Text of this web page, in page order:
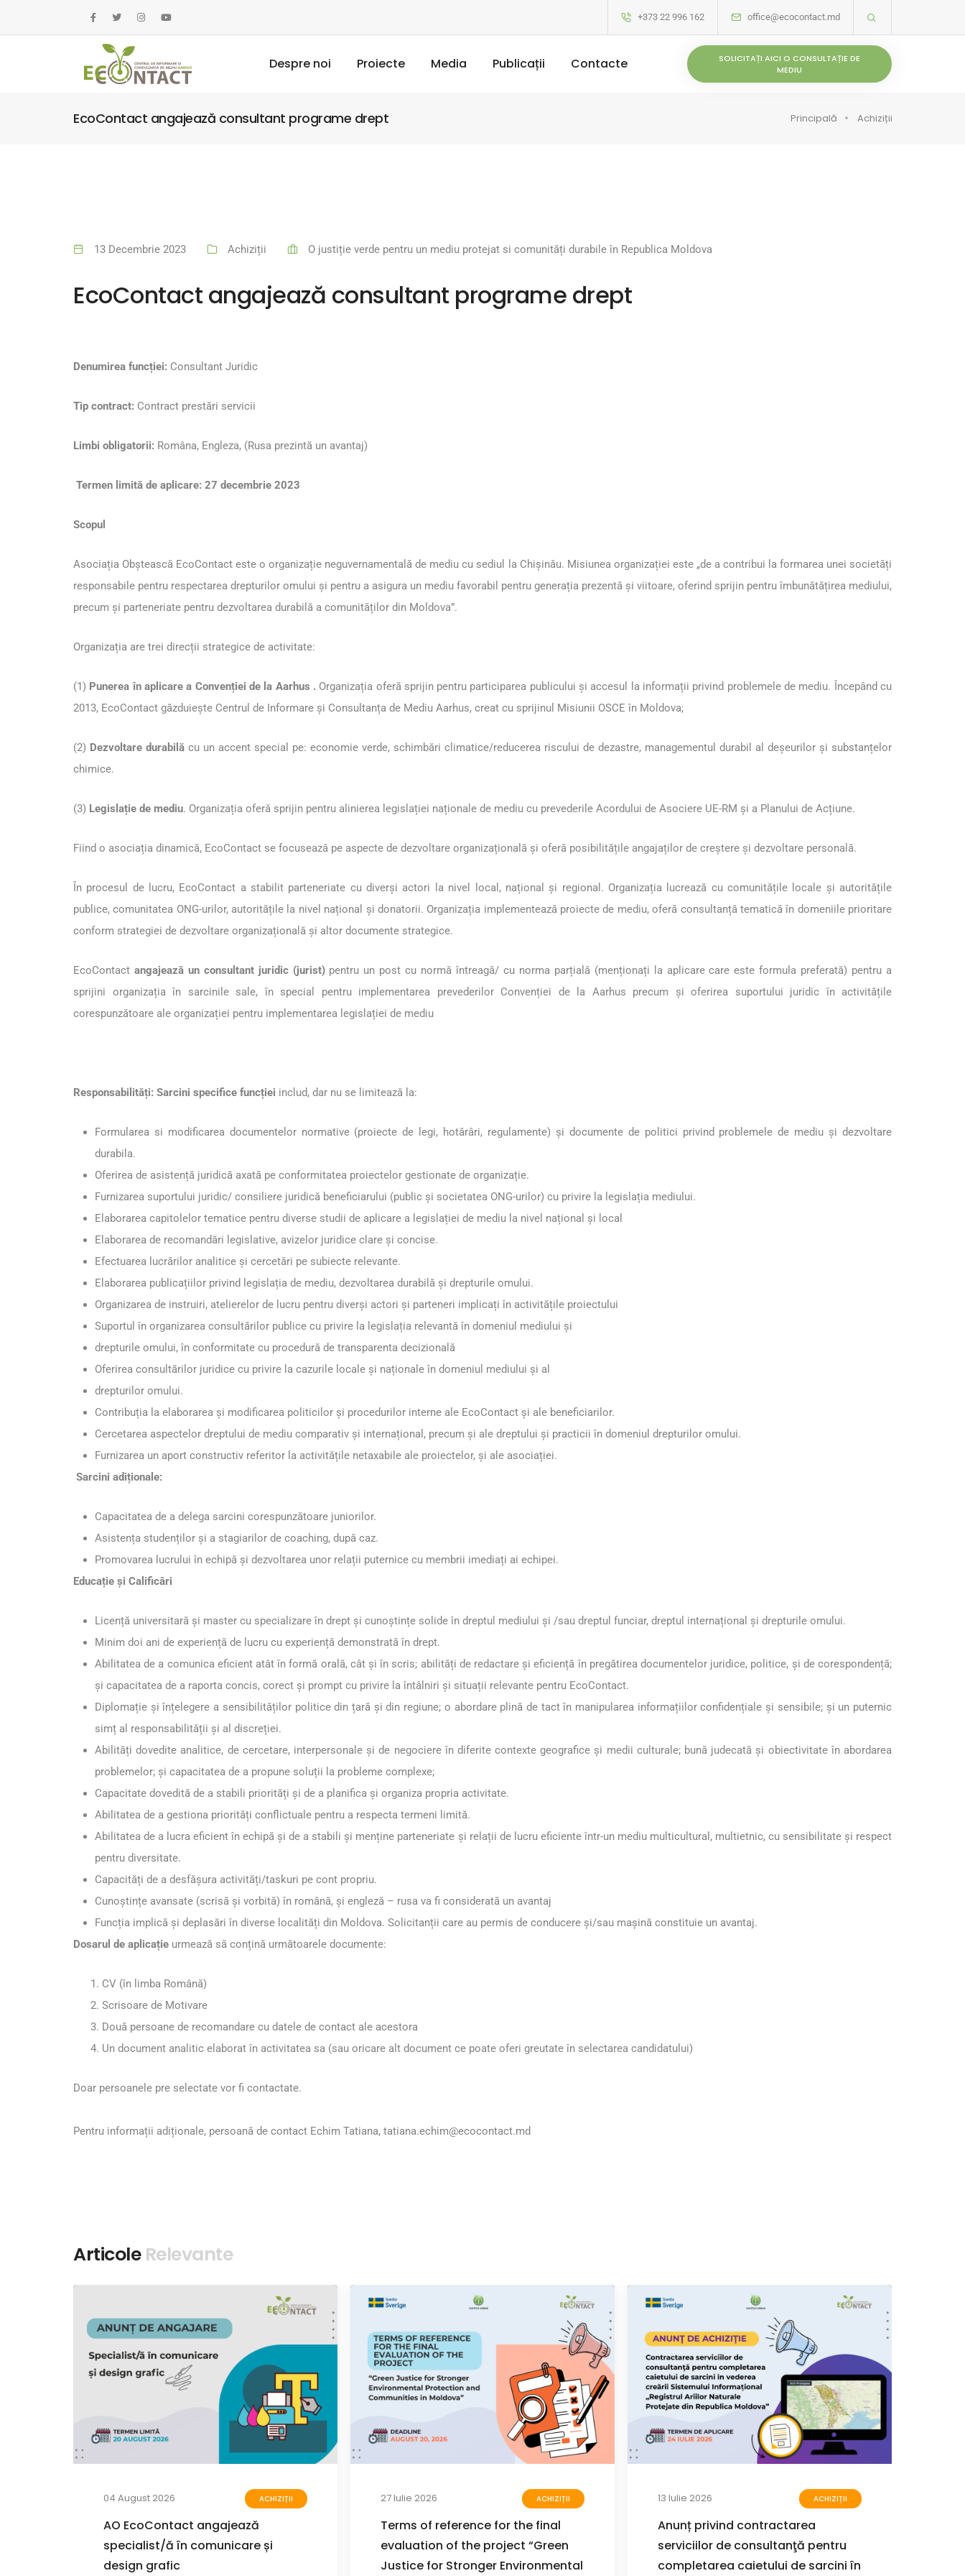
+373 22 996 162 office@ecocontact.md
Despre noi Proiecte Media Publicații Contacte
SOLICITAȚI AICI O CONSULTAȚIE DE
MEDIU
EcoContact angajează consultant programe drept Principală Achiziții
13 Decembrie 2023 Achiziții O justiție verde pentru un mediu protejat si comunități durabile în Republica Moldova
EcoContact angajează consultant programe drept
Denumirea funcției: Consultant Juridic
Tip contract: Contract prestări servicii
Limbi obligatorii: Româna, Engleza, (Rusa prezintă un avantaj)
Termen limită de aplicare: 27 decembrie 2023
Scopul
Asociația Obștească EcoContact este o organizație neguvernamentală de mediu cu sediul la Chișinău. Misiunea organizației este „de a contribui la formarea unei societăți
responsabile pentru respectarea drepturilor omului și pentru a asigura un mediu favorabil pentru generația prezentă și viitoare, oferind sprijin pentru îmbunătățirea mediului,
precum și parteneriate pentru dezvoltarea durabilă a comunităților din Moldova”.
Organizația are trei direcții strategice de activitate:
(1) Punerea în aplicare a Convenției de la Aarhus . Organizația oferă sprijin pentru participarea publicului și accesul la informații privind problemele de mediu. Începând cu
2013, EcoContact găzduiește Centrul de Informare și Consultanța de Mediu Aarhus, creat cu sprijinul Misiunii OSCE în Moldova;
(2) Dezvoltare durabilă cu un accent special pe: economie verde, schimbări climatice/reducerea riscului de dezastre, managementul durabil al deșeurilor și substanțelor
chimice.
(3) Legislație de mediu. Organizația oferă sprijin pentru alinierea legislației naționale de mediu cu prevederile Acordului de Asociere UE-RM și a Planului de Acțiune.
Fiind o asociația dinamică, EcoContact se focusează pe aspecte de dezvoltare organizațională și oferă posibilitățile angajaților de creștere și dezvoltare personală.
În procesul de lucru, EcoContact a stabilit parteneriate cu diverși actori la nivel local, național și regional. Organizația lucrează cu comunitățile locale și autoritățile
publice, comunitatea ONG-urilor, autoritățile la nivel național și donatorii. Organizația implementează proiecte de mediu, oferă consultanță tematică în domeniile prioritare
conform strategiei de dezvoltare organizațională și altor documente strategice.
EcoContact angajează un consultant juridic (jurist)pentru un post cu normă întreagă/ cu norma parțială (menționați la aplicare care este formula preferată) pentru a
sprijini organizația în sarcinile sale, în special pentru implementarea prevederilor Convenției de la Aarhus precum și oferirea suportului juridic în activitățile
corespunzătoare ale organizației pentru implementarea legislației de mediu
Responsabilități: Sarcini specifice funcției includ, dar nu se limitează la:
Formularea si modificarea documentelor normative (proiecte de legi, hotărâri, regulamente) și documente de politici privind problemele de mediu și dezvoltare
durabila.
Oferirea de asistență juridică axată pe conformitatea proiectelor gestionate de organizație.
Furnizarea suportului juridic/ consiliere juridică beneficiarului (public și societatea ONG-urilor) cu privire la legislația mediului.
Elaborarea capitolelor tematice pentru diverse studii de aplicare a legislației de mediu la nivel național și local
Elaborarea de recomandări legislative, avizelor juridice clare și concise.
Efectuarea lucrărilor analitice și cercetări pe subiecte relevante.
Elaborarea publicațiilor privind legislația de mediu, dezvoltarea durabilă și drepturile omului.
Organizarea de instruiri, atelierelor de lucru pentru diverși actori și parteneri implicați în activitățile proiectului
Suportul în organizarea consultărilor publice cu privire la legislația relevantă în domeniul mediului și
drepturile omului, în conformitate cu procedură de transparenta decizională
Oferirea consultărilor juridice cu privire la cazurile locale și naționale în domeniul mediului și al
drepturilor omului.
Contribuția la elaborarea și modificarea politicilor și procedurilor interne ale EcoContact și ale beneficiarilor.
Cercetarea aspectelor dreptului de mediu comparativ și internațional, precum și ale dreptului și practicii în domeniul drepturilor omului.
Furnizarea un aport constructiv referitor la activitățile netaxabile ale proiectelor, și ale asociației.
Sarcini adiționale:
Capacitatea de a delega sarcini corespunzătoare juniorilor.
Asistența studenților și a stagiarilor de coaching, după caz.
Promovarea lucrului în echipă și dezvoltarea unor relații puternice cu membrii imediați ai echipei.
Educație și Calificări
Licență universitară și master cu specializare în drept și cunoștințe solide în dreptul mediului și /sau dreptul funciar, dreptul internațional și drepturile omului.
Minim doi ani de experiență de lucru cu experiență demonstrată în drept.
Abilitatea de a comunica eficient atât în formă orală, cât și în scris; abilități de redactare și eficiență în pregătirea documentelor juridice, politice, și de corespondență;
și capacitatea de a raporta concis, corect și prompt cu privire la întâlniri și situații relevante pentru EcoContact.
Diplomație și înțelegere a sensibilităților politice din țară și din regiune; o abordare plină de tact în manipularea informațiilor confidențiale și sensibile; și un puternic
simț al responsabilității și al discreției.
Abilități dovedite analitice, de cercetare, interpersonale și de negociere în diferite contexte geografice și medii culturale; bună judecată și obiectivitate în abordarea
problemelor; și capacitatea de a propune soluții la probleme complexe;
Capacitate dovedită de a stabili priorități și de a planifica și organiza propria activitate.
Abilitatea de a gestiona priorități conflictuale pentru a respecta termeni limită.
Abilitatea de a lucra eficient în echipă și de a stabili și menține parteneriate și relații de lucru eficiente într-un mediu multicultural, multietnic, cu sensibilitate și respect
pentru diversitate.
Capacități de a desfășura activități/taskuri pe cont propriu.
Cunoștințe avansate (scrisă și vorbită) în română, și engleză – rusa va fi considerată un avantaj
Funcția implică și deplasări în diverse localități din Moldova. Solicitanții care au permis de conducere și/sau mașină constituie un avantaj.
Dosarul de aplicație urmează să conțină următoarele documente:
CV (în limba Română)
Scrisoare de Motivare
Două persoane de recomandare cu datele de contact ale acestora
Un document analitic elaborat în activitatea sa (sau oricare alt document ce poate oferi greutate în selectarea candidatului)
Doar persoanele pre selectate vor fi contactate.
Pentru informații adiționale, persoană de contact Echim Tatiana, tatiana.echim@ecocontact.md
Articole Relevante
04 August 2026 ACHIZIȚII
AO EcoContact angajează
specialist/ă în comunicare și
design grafic
27 Iulie 2026 ACHIZIȚII
Terms of reference for the final
evaluation of the project “Green
Justice for Stronger Environmental
13 Iulie 2026 ACHIZIȚII
Anunț privind contractarea
serviciilor de consultanţă pentru
completarea caietului de sarcini în